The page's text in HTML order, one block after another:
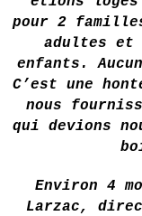
pour 2
adultes et
enfants.
C’est une
nous
qui devions
Environ 4
Larzac,